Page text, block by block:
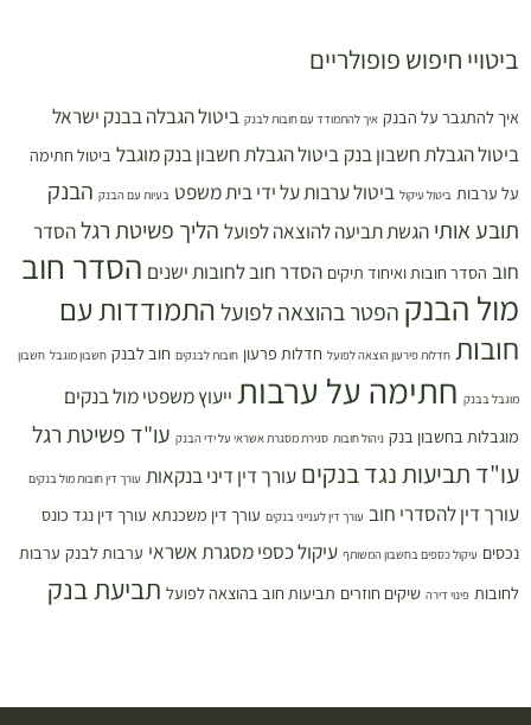
ביטויי חיפוש פופולריים
איך להתגבר על הבנק איך להתמודד עם חובות לבנק ביטול הגבלה בבנק ישראל
ביטול הגבלת חשבון בנק ביטול הגבלת חשבון בנק מוגבל ביטול חתימה
על ערבות ביטול עיקול ביטול ערבות על ידי בית משפט בעיות עם הבנק הבנק
תובע אותי הגשת תביעה להוצאה לפועל הליך פשיטת רגל הסדר
חוב הסדר חובות ואיחוד תיקים הסדר חוב לחובות ישנים הסדר חוב
מול הבנק הפטר בהוצאה לפועל התמודדות עם
חובות חדלות פירעון הוצאה לפועל חדלות פרעון חובות לבנקים חוב לבנק חשבון מוגבל חשבון
מוגבל בבנק חתימה על ערבות ייעוץ משפטי מול בנקים
מוגבלות בחשבון בנק ניהול חובות סגירת מסגרת אשראי על ידי הבנק עו"ד פשיטת רגל
עו"ד תביעות נגד בנקים עורך דין דיני בנקאות עורך דין חובות מול בנקים
עורך דין להסדרי חוב עורך דין לענייני בנקים עורך דין משכנתא עורך דין נגד כונס
נכסים עיקול כספים בחשבון המשותף עיקול כספי מסגרת אשראי ערבות לבנק ערבות
לחובות פינוי דירה שיקים חוזרים תביעות חוב בהוצאה לפועל תביעת בנק